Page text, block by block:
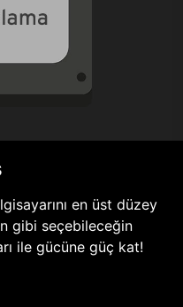
en üst düzey
gibi seçebileceğin
ile gücüne güç kat!